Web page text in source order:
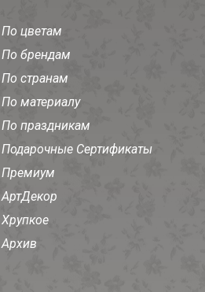
По цветам
По брендам
По странам
По материалу
По праздникам
Подарочные Сертификаты
Премиум
АртДекор
Хрупкое
Архив